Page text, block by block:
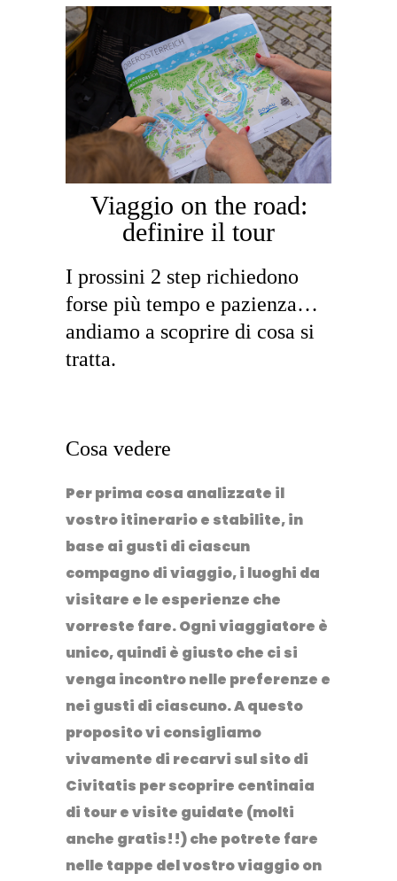
Viaggio on the road:
definire il tour
I prossini 2 step richiedono
forse più tempo e pazienza…
andiamo a scoprire di cosa si
tratta.
Cosa vedere
Per prima cosa analizzate il
vostro itinerario e stabilite, in
base ai gusti di ciascun
compagno di viaggio, i luoghi da
visitare e le esperienze che
vorreste fare. Ogni viaggiatore è
unico, quindi è giusto che ci si
venga incontro nelle preferenze e
nei gusti di ciascuno. A questo
proposito vi consigliamo
vivamente di recarvi sul sito di
Civitatis per scoprire centinaia
di tour e visite guidate (molti
anche gratis!!) che potrete fare
nelle tappe del vostro viaggio on